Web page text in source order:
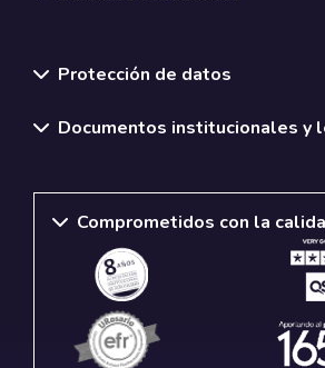
Protección de datos
Documentos institucionales y
Comprometidos con la